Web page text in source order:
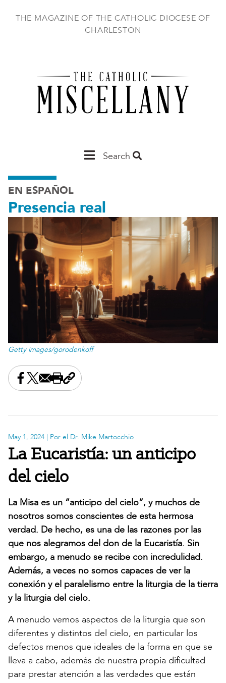
THE MAGAZINE OF THE CATHOLIC DIOCESE OF
CHARLESTON
MainSearch
EN ESPAÑOL
Presencia real
Getty images/gorodenkoff
Share this on Facebook
Share this on X
Share this by email
Print this page
Copy the page address
May 1, 2024 | Por el Dr. Mike Martocchio
La Eucaristía: un anticipo
del cielo
La Misa es un “anticipo del cielo”, y muchos de
nosotros somos conscientes de esta hermosa
verdad. De hecho, es una de las razones por las
que nos alegramos del don de la Eucaristía. Sin
embargo, a menudo se recibe con incredulidad.
Además, a veces no somos capaces de ver la
conexión y el paralelismo entre la liturgia de la tierra
y la liturgia del cielo.
A menudo vemos aspectos de la liturgia que son
diferentes y distintos del cielo, en particular los
defectos menos que ideales de la forma en que se
lleva a cabo, además de nuestra propia dificultad
para prestar atención a las verdades que están